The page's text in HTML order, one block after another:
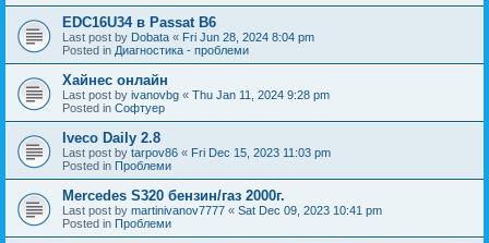
EDC16U34 в Passat B6
Last post by Dobata « Fri Jun 28, 2024 8:04 pm
Posted in Диагностика - проблеми
Хайнес онлайн
Last post by ivanovbg « Thu Jan 11, 2024 9:28 pm
Posted in Софтуер
Iveco Daily 2.8
Last post by tarpov86 « Fri Dec 15, 2023 11:03 pm
Posted in Проблеми
Mercedes S320 бензин/газ 2000г.
Last post by martinivanov7777 « Sat Dec 09, 2023 10:41 pm
Posted in Проблеми